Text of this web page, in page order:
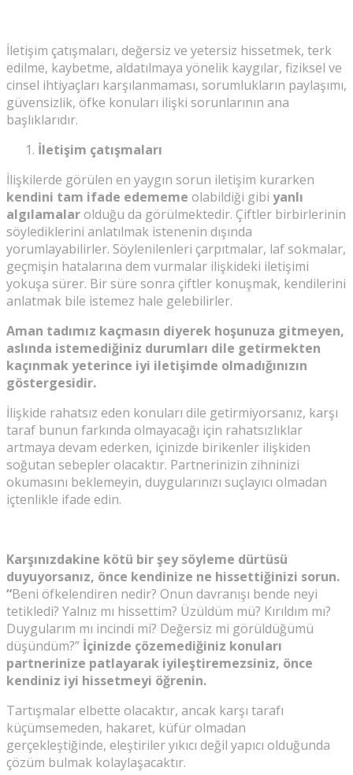
İletişim çatışmaları, değersiz ve yetersiz hissetmek, terk
edilme, kaybetme, aldatılmaya yönelik kaygılar, fiziksel ve
cinsel ihtiyaçları karşılanmaması, sorumlukların paylaşımı,
güvensizlik, öfke konuları ilişki sorunlarının ana
başlıklarıdır.
İletişim çatışmaları
İlişkilerde görülen en yaygın sorun iletişim kurarken
kendini tam ifade edememe olabildiği gibi yanlı
algılamalarolduğu da görülmektedir. Çiftler birbirlerinin
söylediklerini anlatılmak istenenin dışında
yorumlayabilirler. Söylenilenleri çarpıtmalar, laf sokmalar,
geçmişin hatalarına dem vurmalar ilişkideki iletişimi
yokuşa sürer. Bir süre sonra çiftler konuşmak, kendilerini
anlatmak bile istemez hale gelebilirler.
Aman tadımız kaçmasın diyerek hoşunuza gitmeyen,
aslında istemediğiniz durumları dile getirmekten
kaçınmak yeterince iyi iletişimde olmadığınızın
göstergesidir.
İlişkide rahatsız eden konuları dile getirmiyorsanız, karşı
taraf bunun farkında olmayacağı için rahatsızlıklar
artmaya devam ederken, içinizde birikenler ilişkiden
soğutan sebepler olacaktır. Partnerinizin zihninizi
okumasını beklemeyin, duygularınızı suçlayıcı olmadan
içtenlikle ifade edin.
Karşınızdakine kötü bir şey söyleme dürtüsü
duyuyorsanız, önce kendinize ne hissettiğinizi sorun.
“Beni öfkelendiren nedir? Onun davranışı bende neyi
tetikledi? Yalnız mı hissettim? Üzüldüm mü? Kırıldım mı?
Duygularım mı incindi mi? Değersiz mi görüldüğümü
düşündüm?” İçinizde çözemediğiniz konuları
partnerinize patlayarak iyileştiremezsiniz, önce
kendiniz iyi hissetmeyi öğrenin.
Tartışmalar elbette olacaktır, ancak karşı tarafı
küçümsemeden, hakaret, küfür olmadan
gerçekleştiğinde, eleştiriler yıkıcı değil yapıcı olduğunda
çözüm bulmak kolaylaşacaktır.